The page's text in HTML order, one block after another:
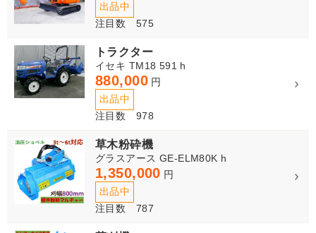
出品中
注目数 575
トラクター
イセキ TM18 591 h
880,000円
出品中
注目数 978
草木粉砕機
グラスアース GE-ELM80K h
1,350,000 円
出品中
注目数 787